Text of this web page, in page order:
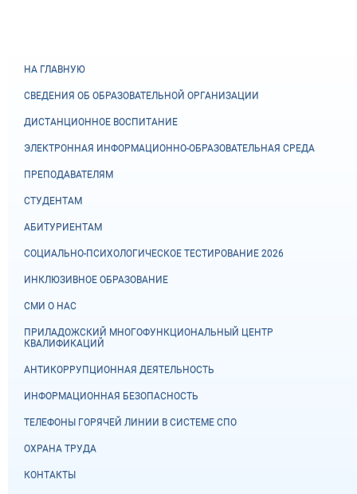
НА ГЛАВНУЮ
СВЕДЕНИЯ ОБ ОБРАЗОВАТЕЛЬНОЙ ОРГАНИЗАЦИИ
ДИСТАНЦИОННОЕ ВОСПИТАНИЕ
ЭЛЕКТРОННАЯ ИНФОРМАЦИОННО-ОБРАЗОВАТЕЛЬНАЯ СРЕДА
ПРЕПОДАВАТЕЛЯМ
СТУДЕНТАМ
АБИТУРИЕНТАМ
СОЦИАЛЬНО-ПСИХОЛОГИЧЕСКОЕ ТЕСТИРОВАНИЕ 2026
ИНКЛЮЗИВНОЕ ОБРАЗОВАНИЕ
СМИ О НАС
ПРИЛАДОЖСКИЙ МНОГОФУНКЦИОНАЛЬНЫЙ ЦЕНТР
КВАЛИФИКАЦИЙ
АНТИКОРРУПЦИОННАЯ ДЕЯТЕЛЬНОСТЬ
ИНФОРМАЦИОННАЯ БЕЗОПАСНОСТЬ
ТЕЛЕФОНЫ ГОРЯЧЕЙ ЛИНИИ В СИСТЕМЕ СПО
ОХРАНА ТРУДА
КОНТАКТЫ